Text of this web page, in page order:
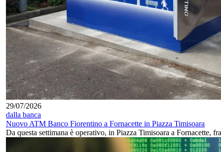
29/07/2026
dalla banca
Nuovo ATM Banco Fiorentino a Fornacette in Piazza Timisoara
Da questa settimana è operativo, in Piazza Timisoara a